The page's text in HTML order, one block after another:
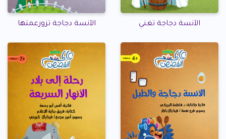
الآنسة دجاجة تغني الآنسة دجاجة تزورعمتها